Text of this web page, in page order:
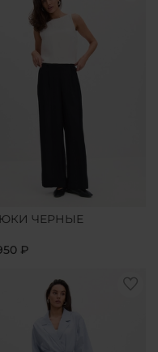
ЧЕРНЫЕ
₽